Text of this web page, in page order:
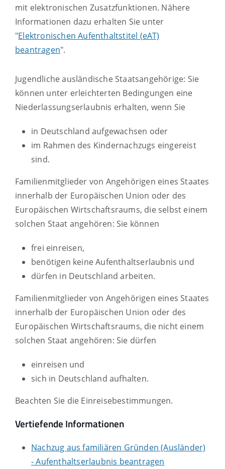
mit elektronischen Zusatzfunktionen. Nähere
Informationen dazu erhalten Sie unter
"Elektronischen Aufenthaltstitel (eAT)
beantragen".
Jugendliche ausländische Staatsangehörige: Sie
können unter erleichterten Bedingungen eine
Niederlassungserlaubnis erhalten, wenn Sie
in Deutschland aufgewachsen oder
im Rahmen des Kindernachzugs eingereist
sind.
Familienmitglieder von Angehörigen eines Staates
innerhalb der Europäischen Union oder des
Europäischen Wirtschaftsraums, die selbst einem
solchen Staat angehören: Sie können
frei einreisen,
benötigen keine Aufenthaltserlaubnis und
dürfen in Deutschland arbeiten.
Familienmitglieder von Angehörigen eines Staates
innerhalb der Europäischen Union oder des
Europäischen Wirtschaftsraums, die nicht einem
solchen Staat angehören: Sie dürfen
einreisen und
sich in Deutschland aufhalten.
Beachten Sie die Einreisebestimmungen.
Vertiefende Informationen
Nachzug aus familiären Gründen (Ausländer)
- Aufenthaltserlaubnis beantragen